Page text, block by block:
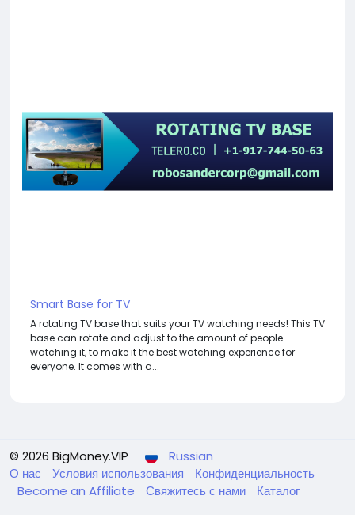
Smart Base for TV
A rotating TV base that suits your TV watching needs! This TV
base can rotate and adjust to the amount of people
watching it, to make it the best watching experience for
everyone. It comes with a...
© 2026 BigMoney.VIP
Russian
О нас
Условия использования
Конфиденциальность
Become an Affiliate
Свяжитесь с нами Каталог